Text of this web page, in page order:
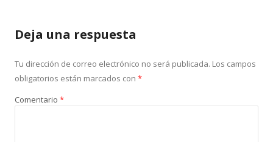
Deja una respuesta
Tu dirección de correo electrónico no será publicada. Los campos
obligatorios están marcados con *
Comentario *